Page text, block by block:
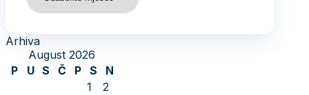
Arhiva
August 2026
P
U S Č P S
N
1
2